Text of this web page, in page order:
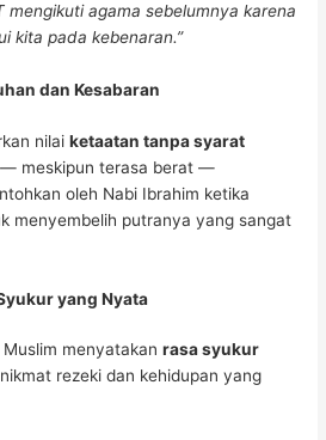
mengikuti agama sebelumnya karena
kita pada kebenaran.”
dan Kesabaran
nilaiketaatan tanpa syarat
meskipun terasa berat —
oleh Nabi Ibrahim ketika
menyembelih putranya yang sangat
yang Nyata
Muslim menyatakanrasa syukur
rezeki dan kehidupan yang